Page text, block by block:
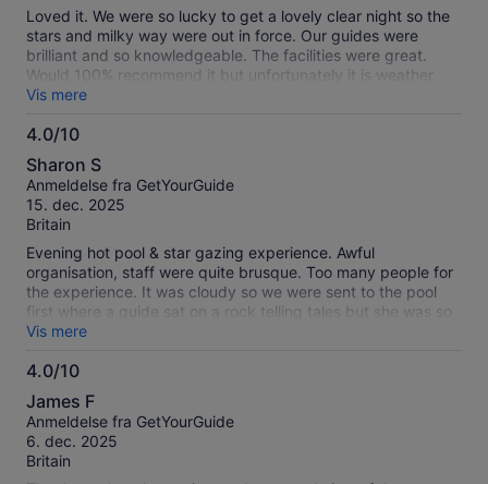
Loved it. We were so lucky to get a lovely clear night so the
stars and milky way were out in force. Our guides were
brilliant and so knowledgeable. The facilities were great.
Would 100% recommend it but unfortunately it is weather
dependant.
Vis mere
4.0/10
4.0
ud
af
10
Sharon S
Anmeldelse fra GetYourGuide
15. dec. 2025
Britain
Evening hot pool & star gazing experience. Awful
organisation, staff were quite brusque. Too many people for
the experience. It was cloudy so we were sent to the pool
first where a guide sat on a rock telling tales but she was so
quiet and the pool was gurgling away we couldn't hear a
thing. We then had the VR experience which was ok but had
the sky been clear the time at the telescopes would have
rooms or an open cubby hole near the pool. If you want a
secure locker it costs NZD5. We paid £82 each for 1.5 hours,
total waste of money.
Vis mere
4.0/10
4.0
ud
af
10
James F
Anmeldelse fra GetYourGuide
6. dec. 2025
Britain